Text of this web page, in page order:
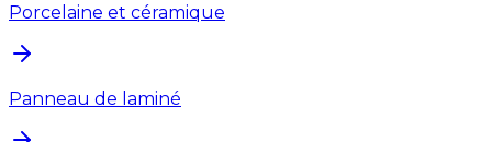
Porcelaine et céramique
Panneau de laminé